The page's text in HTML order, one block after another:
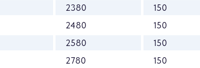
2380 150
2480 150
2580 150
2780 150